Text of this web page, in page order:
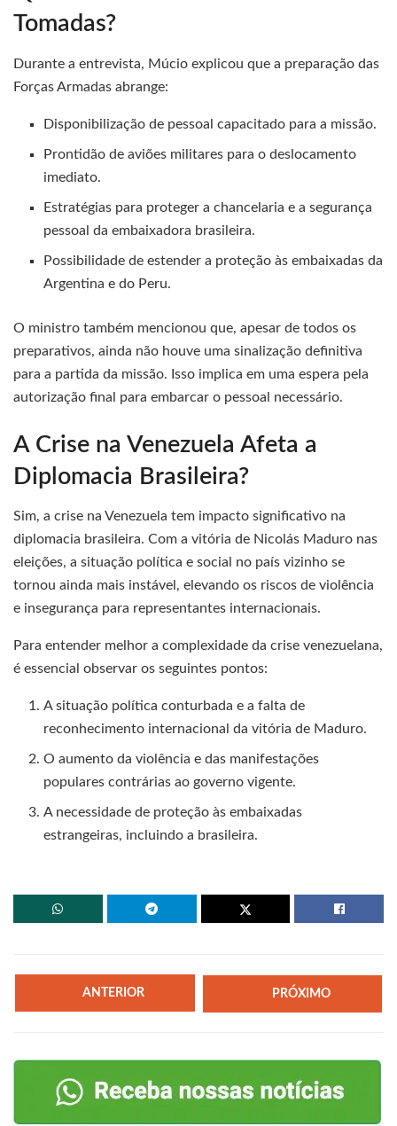
Tomadas?
Durante a entrevista, Múcio explicou que a preparação das
Forças Armadas abrange:
Disponibilização de pessoal capacitado para a missão.
Prontidão de aviões militares para o deslocamento
imediato.
Estratégias para proteger a chancelaria e a segurança
pessoal da embaixadora brasileira.
Possibilidade de estender a proteção às embaixadas da
Argentina e do Peru.
O ministro também mencionou que, apesar de todos os
preparativos, ainda não houve uma sinalização definitiva
para a partida da missão. Isso implica em uma espera pela
autorização final para embarcar o pessoal necessário.
A Crise na Venezuela Afeta a
Diplomacia Brasileira?
Sim, a crise na Venezuela tem impacto significativo na
diplomacia brasileira. Com a vitória de Nicolás Maduro nas
eleições, a situação política e social no país vizinho se
tornou ainda mais instável, elevando os riscos de violência
e insegurança para representantes internacionais.
Para entender melhor a complexidade da crise venezuelana,
é essencial observar os seguintes pontos:
A situação política conturbada e a falta de
reconhecimento internacional da vitória de Maduro.
O aumento da violência e das manifestações
populares contrárias ao governo vigente.
A necessidade de proteção às embaixadas
estrangeiras, incluindo a brasileira.
ANTERIOR PRÓXIMO